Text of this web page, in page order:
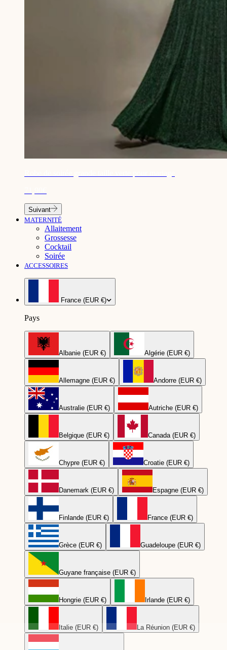
Suivant
MATERNITÉ
Allaitement
Grossesse
Cocktail
Soirée
ACCESSOIRES
France (EUR €)
Pays
Albanie (EUR €) Algérie (EUR €)
Allemagne (EUR €) Andorre (EUR €)
Australie (EUR €) Autriche (EUR €)
Belgique (EUR €) Canada (EUR €)
Chypre (EUR €) Croatie (EUR €)
Danemark (EUR €) Espagne (EUR €)
Finlande (EUR €) France (EUR €)
Grèce (EUR €) Guadeloupe (EUR €)
Guyane française (EUR €)
Hongrie (EUR €) Irlande (EUR €)
Italie (EUR €) La Réunion (EUR €)